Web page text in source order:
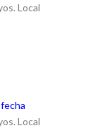
Local
Local